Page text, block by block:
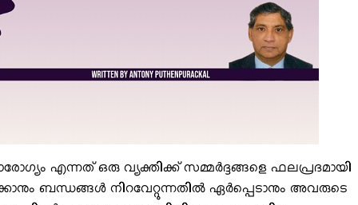
എന്നത് ഒരു വ്യക്തിക്ക് സമ്മര്‍ദ്ദങ്ങളെ ഫലപ്രദമായി
ബന്ധങ്ങള്‍ നിറവേറ്റുന്നതില്‍ ഏര്‍പ്പെടാനും അവരുടെ